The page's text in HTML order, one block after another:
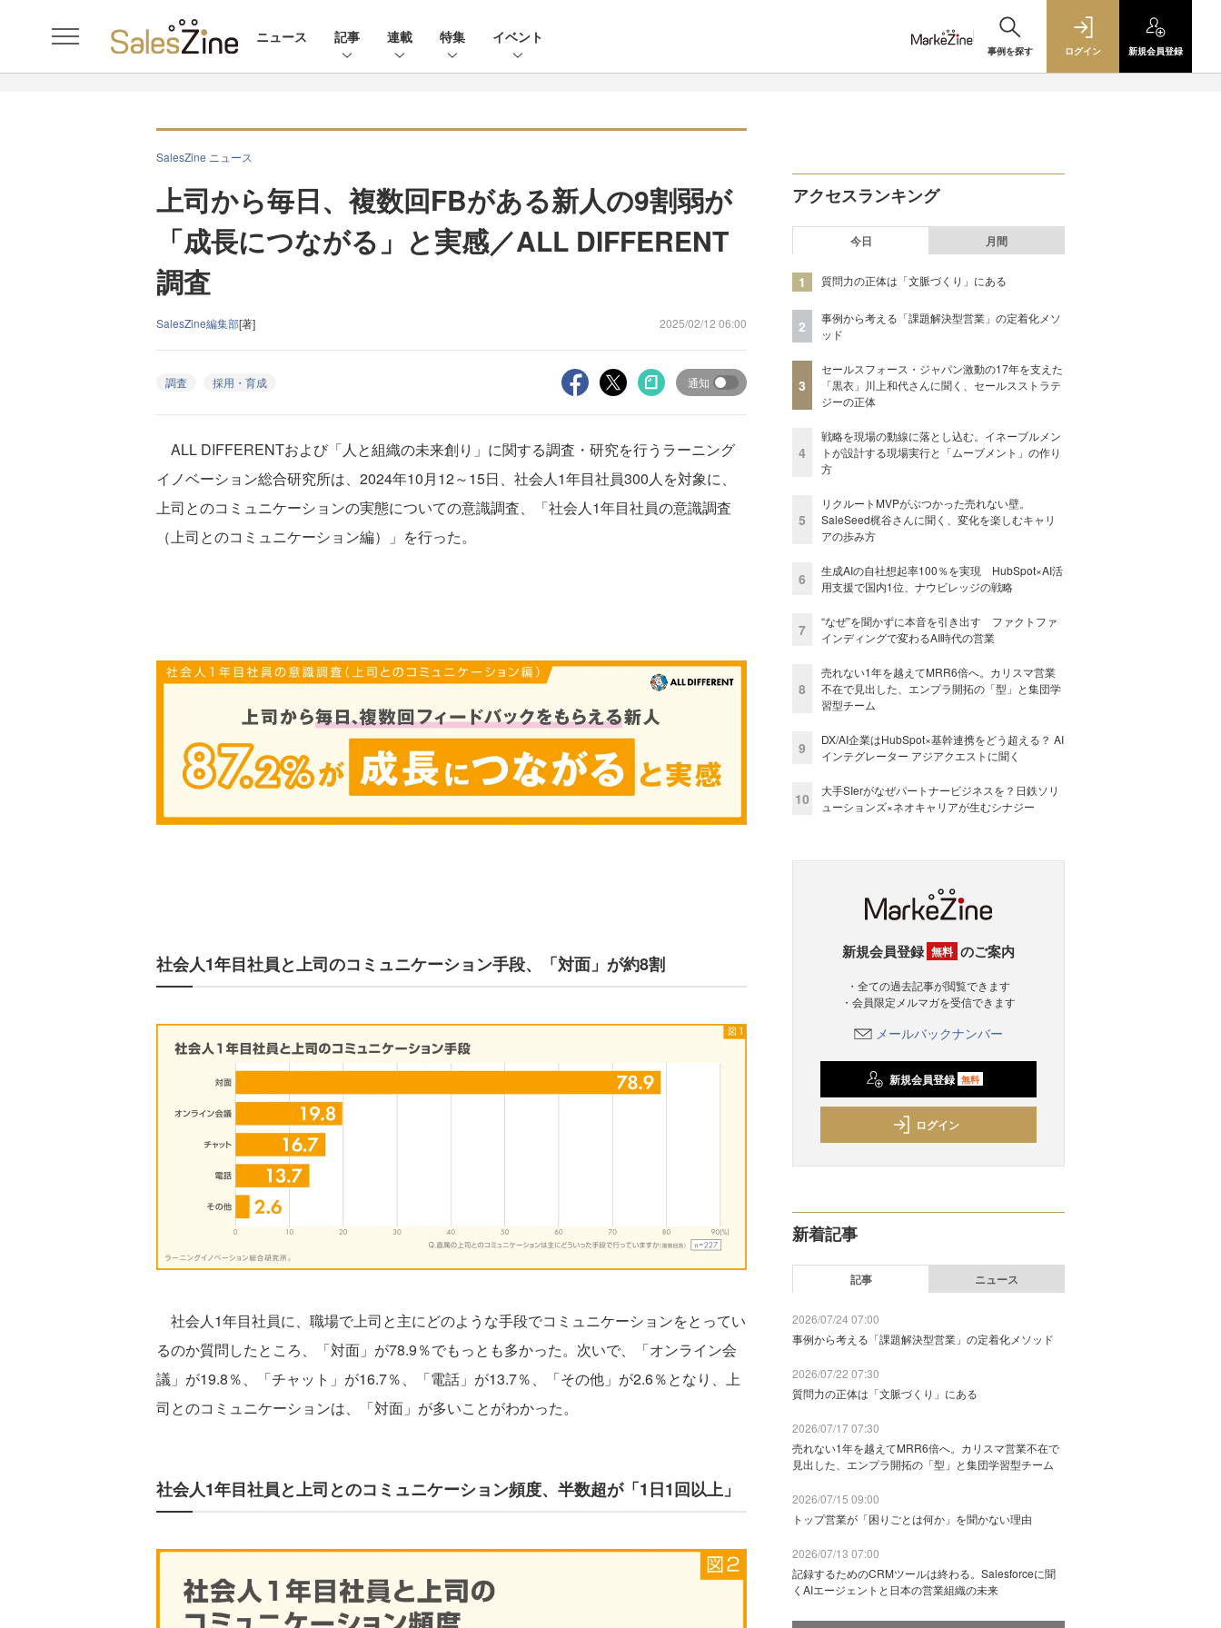
ニュース 記事 連載 特集 イベント
事例を探す ログイン 新規会員登録
SalesZine ニュース
上司から毎日、複数回FBがある新人の9割弱が
「成長につながる」と実感／ALL DIFFERENT
調査
SalesZine編集部[著] 2025/02/12 06:00
調査 採用・育成 通知
ALL DIFFERENTおよび「人と組織の未来創り」に関する調査・研究を行うラーニング
イノベーション総合研究所は、2024年10月12～15日、社会人1年目社員300人を対象に、
上司とのコミュニケーションの実態についての意識調査、「社会人1年目社員の意識調査
（上司とのコミュニケーション編）」を行った。
社会人1年目社員と上司のコミュニケーション手段、「対面」が約8割
社会人1年目社員に、職場で上司と主にどのような手段でコミュニケーションをとってい
るのか質問したところ、「対面」が78.9％でもっとも多かった。次いで、「オンライン会
議」が19.8％、「チャット」が16.7％、「電話」が13.7％、「その他」が2.6％となり、上
司とのコミュニケーションは、「対面」が多いことがわかった。
社会人1年目社員と上司とのコミュニケーション頻度、半数超が「1日1回以上」
アクセスランキング
今日 月間
1 質問力の正体は「文脈づくり」にある
2
事例から考える「課題解決型営業」の定着化メソ
ッド
3
セールスフォース・ジャパン激動の17年を支えた
「黒衣」川上和代さんに聞く、セールスストラテ
ジーの正体
4
戦略を現場の動線に落とし込む。イネーブルメン
トが設計する現場実行と「ムーブメント」の作り
方
5
リクルートMVPがぶつかった売れない壁。
SaleSeed梶谷さんに聞く、変化を楽しむキャリ
アの歩み方
6
生成AIの自社想起率100％を実現 HubSpot×AI活
用支援で国内1位、ナウビレッジの戦略
7
“なぜ”を聞かずに本音を引き出す ファクトファ
インディングで変わるAI時代の営業
8
売れない1年を越えてMRR6倍へ。カリスマ営業
不在で見出した、エンプラ開拓の「型」と集団学
習型チーム
9
DX/AI企業はHubSpot×基幹連携をどう超える？ AI
インテグレーター アジアクエストに聞く
10
大手SIerがなぜパートナービジネスを？日鉄ソリ
ューションズ×ネオキャリアが生むシナジー
新規会員登録 無料 のご案内
・全ての過去記事が閲覧できます
・会員限定メルマガを受信できます
メールバックナンバー
新規会員登録 無料
ログイン
新着記事
記事 ニュース
2026/07/24 07:00
事例から考える「課題解決型営業」の定着化メソッド
2026/07/22 07:30
質問力の正体は「文脈づくり」にある
2026/07/17 07:30
売れない1年を越えてMRR6倍へ。カリスマ営業不在で
見出した、エンプラ開拓の「型」と集団学習型チーム
2026/07/15 09:00
トップ営業が「困りごとは何か」を聞かない理由
2026/07/13 07:00
記録するためのCRMツールは終わる。Salesforceに聞
くAIエージェントと日本の営業組織の未来